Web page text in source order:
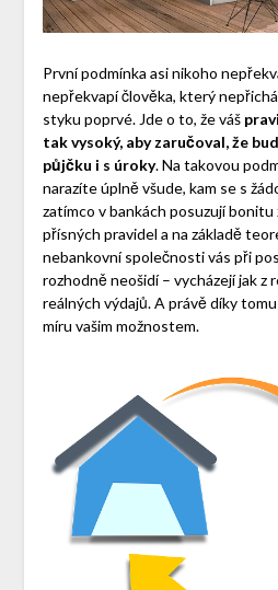
První podmínka asi nikoho
nepřekvapí člověka, který
styku poprvé. Jde o to, že váš
tak vysoký, aby zaručoval, že
půjčku i s úroky. Na takovou
narazíte úplně všude, kam se s
zatímco v bankách posuzují
přísných pravidel a na základě
nebankovní společnosti vás při
rozhodně neošidí – vycházejí jak z
reálných výdajů. A právě díky
míru vašim možnostem.